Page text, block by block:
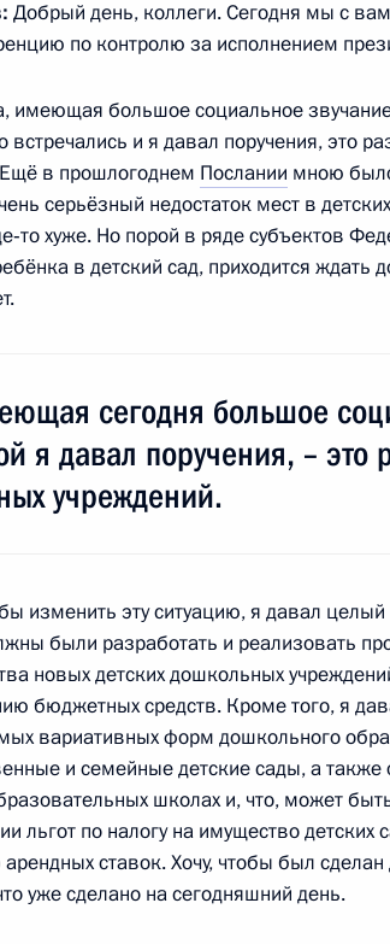
разговор с Президентом Казахстана
от должности
дел Российской Федерации»
11:10
к проведению «Недели саммита АТЭС»
09:50
встретился с муфтиями России
19:00 Нальчик
встретился с Президентом
Каноковым
Добрый день, коллеги. Сегодня мы с
по контролю за исполнением
имеющая большое социальное
встречались и я давал поручения, это
в прошлогоднем Послании мною
серьёзный недостаток мест в
хуже. Но порой в ряде субъектов
в детский сад, приходится ждать
сегодня большое
я давал поручения, – это
учреждений.
изменить эту ситуацию, я давал
были разработать и реализовать
новых детских дошкольных
бюджетных средств. Кроме того, я
вариативных форм дошкольного
и семейные детские сады, а также
школах и, что, может
льгот по налогу на имущество
ставок. Хочу, чтобы был
уже сделано на сегодняшний день.